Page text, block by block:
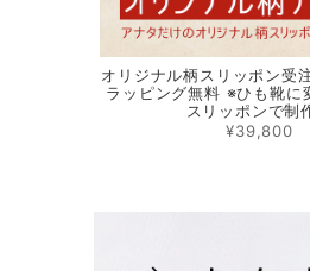
オリジナル柄スリッポン受
ラッピング無料 ※ひも靴に
スリッポンで制
¥39,800